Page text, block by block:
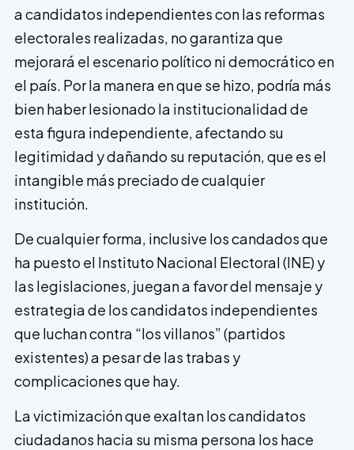
a candidatos independientes con las reformas
electorales realizadas, no garantiza que
mejorará el escenario político ni democrático en
el país. Por la manera en que se hizo, podría más
bien haber lesionado la institucionalidad de
esta figura independiente, afectando su
legitimidad y dañando su reputación, que es el
intangible más preciado de cualquier
institución.
De cualquier forma, inclusive los candados que
ha puesto el Instituto Nacional Electo­ral (INE) y
las legislaciones, juegan a favor del mensaje y
estrategia de los candidatos independientes
que luchan contra “los vi­llanos” (partidos
existentes) a pesar de las trabas y
complicaciones que hay.
La victimización que exaltan los candidatos
ciudadanos hacia su misma persona los hace